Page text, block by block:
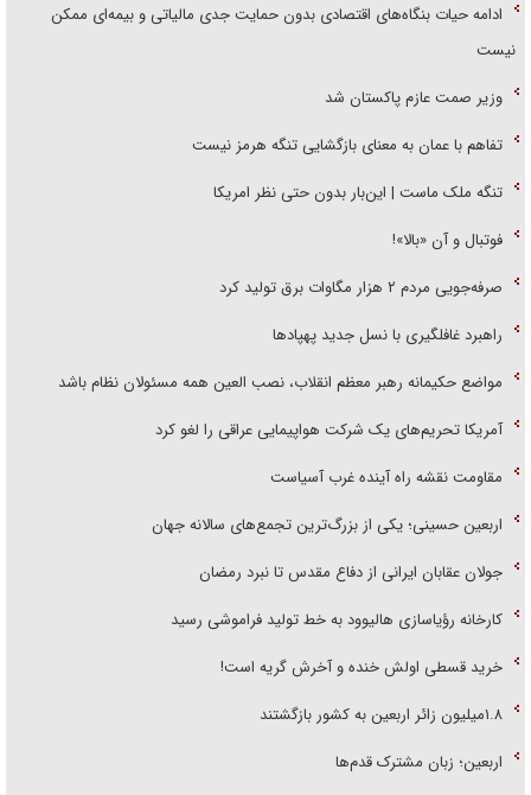
ادامه حیات بنگاه‌های اقتصادی بدون حمایت جدی مالیاتی و بیمه‌ای ممکن
نیست
وزیر صمت عازم پاکستان شد
تفاهم با عمان به معنای بازگشایی تنگه هرمز نیست
تنگه ملک ماست | این‌بار بدون حتی نظر امریکا
فوتبال و آن «بالا»!
صرفه‌جویی مردم ۲ هزار مگاوات برق تولید کرد
راهبرد غافلگیری با نسل جدید پهپاد‌ها
مواضع حکیمانه رهبر معظم انقلاب، نصب العین همه مسئولان نظام باشد
آمریکا تحریم‌های یک شرکت هواپیمایی عراقی را لغو کرد
مقاومت نقشه راه آینده غرب آسیاست
اربعین حسینی؛ یکی از بزرگ‌ترین تجمع‌های سالانه جهان
جولان عقابان ایرانی از دفاع مقدس تا نبرد رمضان
کارخانه رؤیاسازی هالیوود به خط تولید فراموشی رسید
خرید قسطی اولش خنده و آخرش گریه است!
۱.۸میلیون زائر اربعین به کشور بازگشتند
اربعین؛ زبان مشترک قدم‌ها